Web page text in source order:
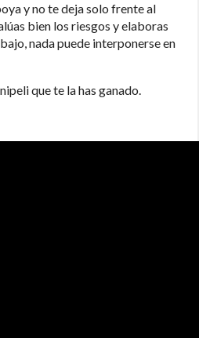
y no te deja solo frente al
bien los riesgos y elaboras
nada puede interponerse en
que te la has ganado.